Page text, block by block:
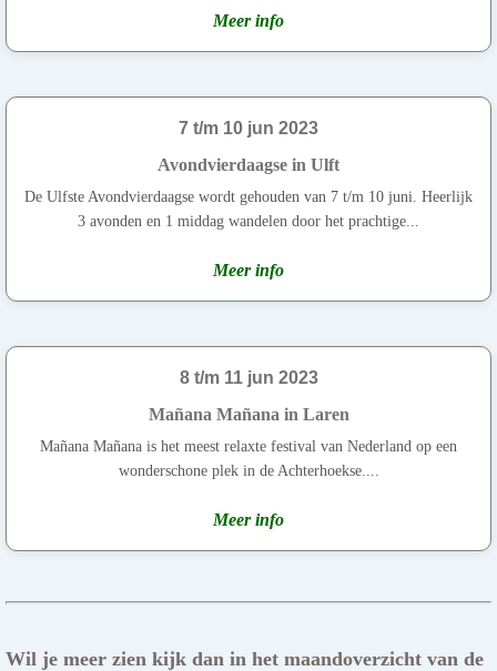
Meer info
7 t/m 10 jun 2023
Avondvierdaagse in Ulft
De Ulfste Avondvierdaagse wordt gehouden van 7 t/m 10 juni. Heerlijk
3 avonden en 1 middag wandelen door het prachtige...
Meer info
8 t/m 11 jun 2023
Mañana Mañana in Laren
Mañana Mañana is het meest relaxte festival van Nederland op een
wonderschone plek in de Achterhoekse....
Meer info
Wil je meer zien kijk dan in het maandoverzicht van de